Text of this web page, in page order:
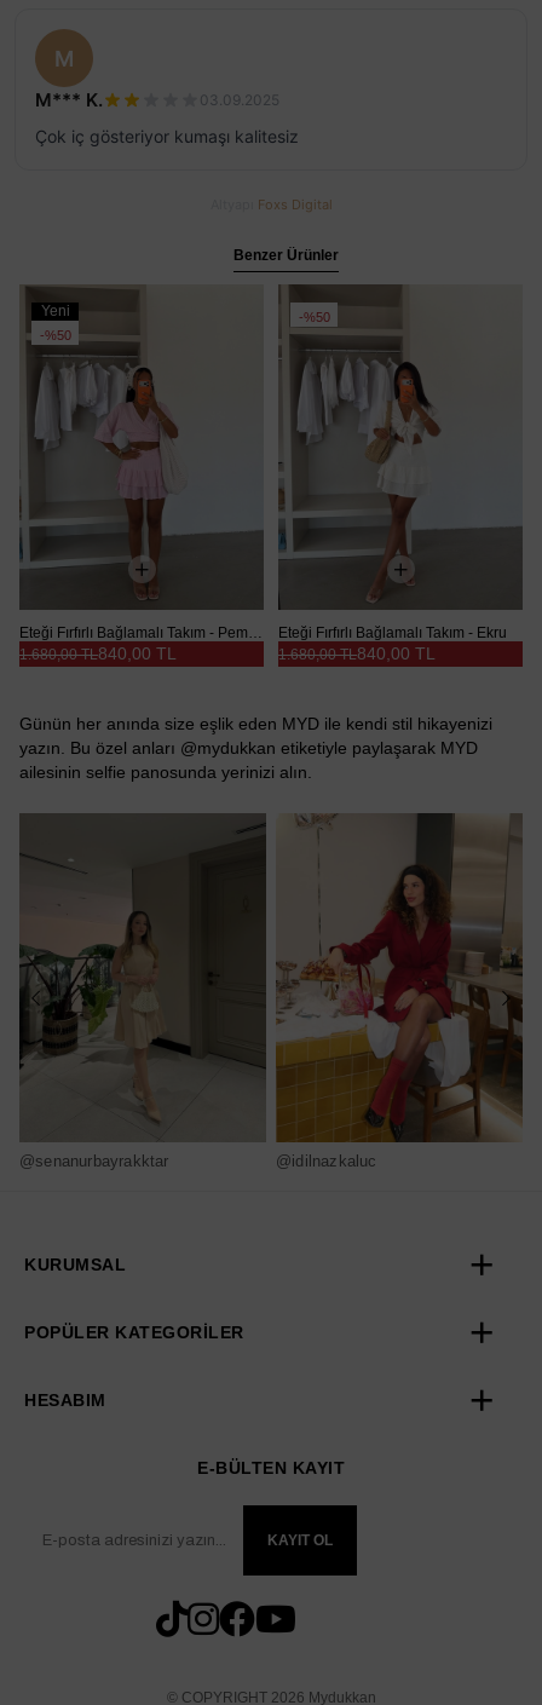
M
M*** K. 03.09.2025
Çok iç gösteriyor kumaşı kalitesiz
Foxs Digital
Benzer Ürünler
Yeni
Ürün
%50
Eteği Fırfırlı Bağlamalı Takım - Pembe
840,00 TL
1.680,00 TL
%50
Eteği Fırfırlı Bağlamalı Takım - Ekru
840,00 TL
1.680,00 TL
Günün her anında size eşlik eden MYD ile kendi stil hikayenizi
yazın. Bu özel anları @mydukkan etiketiyle paylaşarak MYD
ailesinin selfie panosunda yerinizi alın.
@senanurbayrakktar @idilnazkaluc
KURUMSAL
POPÜLER KATEGORİLER
HESABIM
E-BÜLTEN KAYIT
KAYIT OL
© COPYRIGHT 2026 Mydukkan